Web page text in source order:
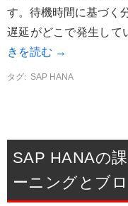
す。待機時間に基づく
遅延がどこで発生し
きを読む →
タグ: SAP HANA
SAP HANAの
ーニングとブ